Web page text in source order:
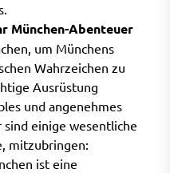
München-Abenteuer
um Münchens
Wahrzeichen zu
Ausrüstung
und angenehmes
einige wesentliche
mitzubringen:
ist eine